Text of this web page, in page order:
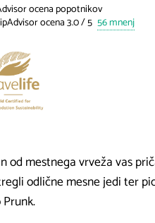
ocena popotnikov
56 mnenj
od mestnega vrveža vas
odlične mesne jedi ter